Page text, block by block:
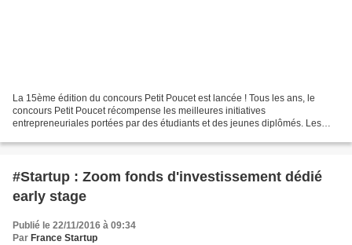
La 15ème édition du concours Petit Poucet est lancée ! Tous les ans, le
concours Petit Poucet récompense les meilleures initiatives
entrepreneuriales portées par des étudiants et des jeunes diplômés. Les
#Startup : Zoom fonds d'investissement dédié
early stage
Publié le 22/11/2016 à 09:34
Par France Startup